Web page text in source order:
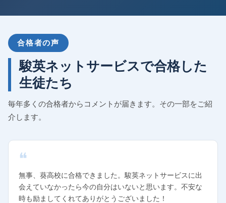
合格者の声
駿英ネットサービスで合格した
生徒たち
毎年多くの合格者からコメントが届きます。その一部をご紹
介します。
無事、葵高校に合格できました。駿英ネットサービスに出
会えていなかったら今の自分はいないと思います。不安な
時も励ましてくれてありがとうございました！